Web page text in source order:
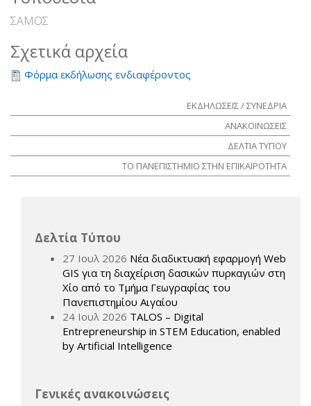
ΣΑΜΟΣ
Σχετικά αρχεία
Φόρμα εκδήλωσης ενδιαφέροντος
ΕΚΔΗΛΩΣΕΙΣ / ΣΥΝΕΔΡΙΑ
ΑΝΑΚΟΙΝΩΣΕΙΣ
ΔΕΛΤΙΑ ΤΥΠΟΥ
ΤΟ ΠΑΝΕΠΙΣΤΗΜΙΟ ΣΤΗΝ ΕΠΙΚΑΙΡΟΤΗΤΑ
Δελτία Τύπου
27 Ιουλ 2026 Νέα διαδικτυακή εφαρμογή Web
GIS για τη διαχείριση δασικών πυρκαγιών στη
Χίο από το Τμήμα Γεωγραφίας του
Πανεπιστημίου Αιγαίου
24 Ιουλ 2026 TALOS – Digital
Entrepreneurship in STEM Education, enabled
by Artificial Intelligence
Γενικές ανακοινώσεις